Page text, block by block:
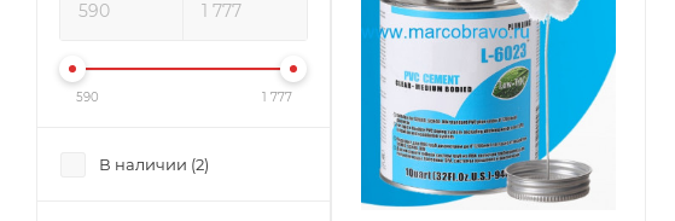
590 1 777
В наличии (2)